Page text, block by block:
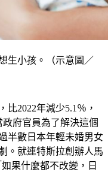
生小孩。（示意圖／
比2022年減少5.1％，
府官員為了解決這個
半數日本年輕未婚男女
。就連特斯拉創辦人馬
果什麼都不改變，日